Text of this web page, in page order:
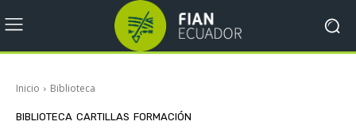
Inicio Biblioteca
BIBLIOTECA CARTILLAS FORMACIÓN